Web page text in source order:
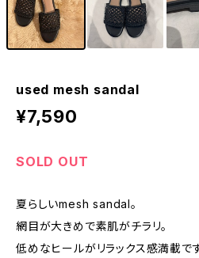
used mesh sandal
¥7,590
SOLD OUT
夏らしいmesh sandal。
網目が大きめで素肌がチラリ。
低めなヒールがリラックス感満載です